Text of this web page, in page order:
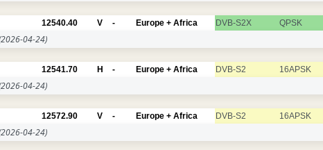
12540.40 V - Europe + Africa DVB-S2X QPSK
04-24)
12541.70 H - Europe + Africa DVB-S2 16APSK
04-24)
12572.90 V - Europe + Africa DVB-S2 16APSK
04-24)